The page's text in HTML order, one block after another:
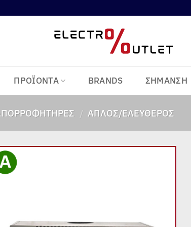
ΠΡΟΪΟΝΤΑ BRANDS ΣΗΜΑΝΣΗ
/ ΑΠΛΌΣ/ΕΛΕΎΘΕΡΟΣ